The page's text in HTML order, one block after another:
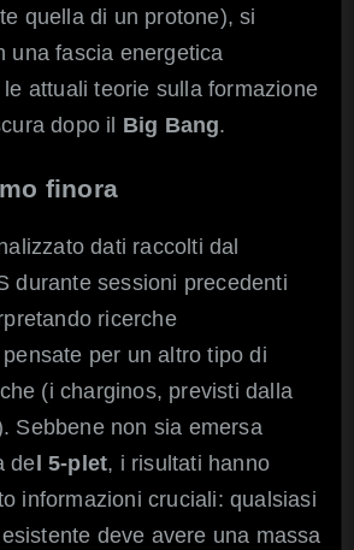
quella di un protone), si
una fascia energetica
attuali teorie sulla formazione
dopo il Big Bang.
finora
dati raccolti dal
durante sessioni precedenti
ricerche
per un altro tipo di
(i charginos, previsti dalla
Sebbene non sia emersa
de l 5-plet, i risultati hanno
informazioni cruciali: qualsiasi
deve avere una massa